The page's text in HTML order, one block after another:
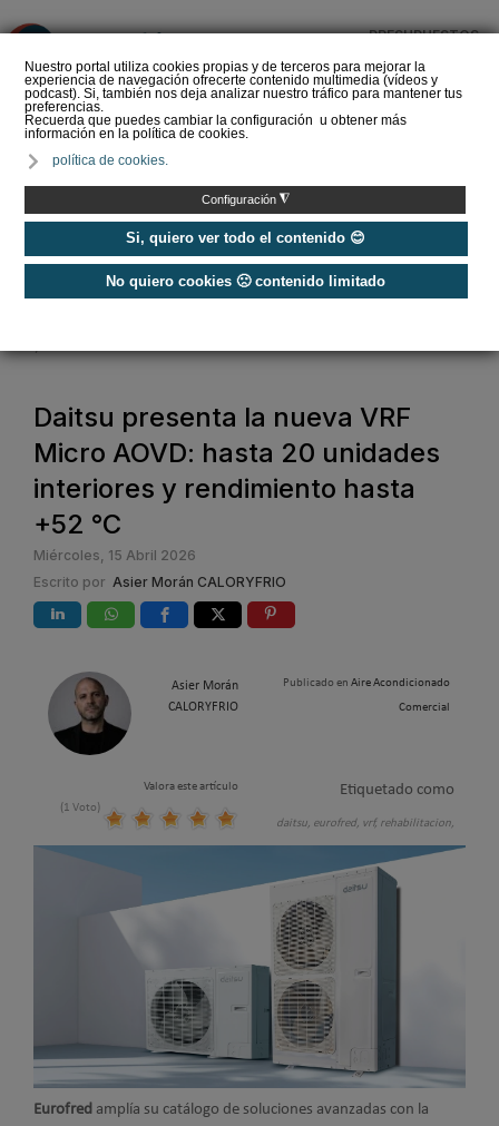
Nuestro portal utiliza cookies propias y de terceros para mejorar la
experiencia de navegación ofrecerte contenido multimedia (vídeos y
podcast). Si, también nos deja analizar nuestro tráfico para mantener tus
preferencias.
Recuerda que puedes cambiar la configuración u obtener más
información en la política de cookies.
política de cookies.
Configuración ◮
Si, quiero ver todo el contenido 😊
No quiero cookies 🙁 contenido limitado
PRESUPUESTOS
cómo funciona?
Aire Acondicionado / Aire Acondicionado Comercial
Daitsu presenta la nueva VRF
Micro AOVD: hasta 20 unidades
interiores y rendimiento hasta
+52 °C
Miércoles, 15 Abril 2026
Escrito por Asier Morán CALORYFRIO
Asier Morán
CALORYFRIO
Publicado en Aire Acondicionado
Comercial
Valora este artículo
(1 Voto)
Etiquetado como
daitsu, eurofred, vrf, rehabilitacion,
Eurofred amplía su catálogo de soluciones avanzadas con la